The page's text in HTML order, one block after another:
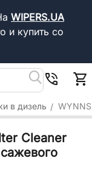
WIPERS.UA
и купить со
в дизель /
Cleaner